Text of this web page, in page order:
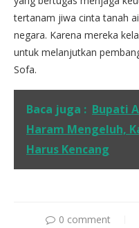
tertanam jiwa cinta tanah
negara. Karena mereka
untuk melanjutkan
Sofa.
Baca juga : Bupati
Haram Mengeluh,
Harus Kencang
0 comment